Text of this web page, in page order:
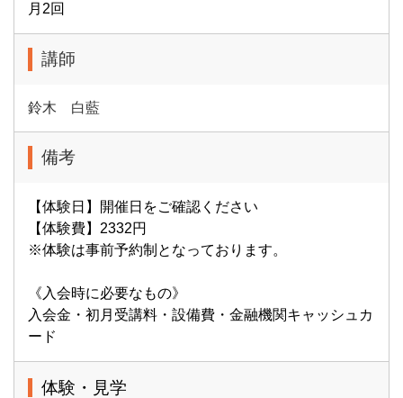
月2回
講師
鈴木 白藍
備考
【体験日】開催日をご確認ください
【体験費】2332円
※体験は事前予約制となっております。
《入会時に必要なもの》
入会金・初月受講料・設備費・金融機関キャッシュカ
ード
体験・見学